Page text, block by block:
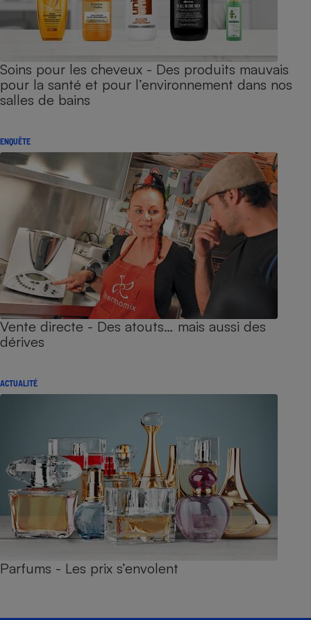
Soins pour les cheveux - Des produits mauvais
pour la santé et pour l’environnement dans nos
salles de bains
ENQUÊTE
Vente directe - Des atouts… mais aussi des
dérives
ACTUALITÉ
Parfums - Les prix s’envolent